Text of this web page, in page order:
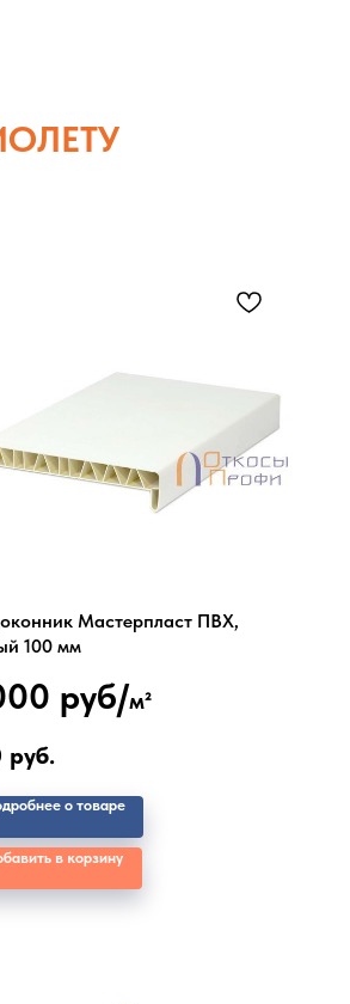
Мастерпласт ПВХ,
100 мм
руб/м²
руб.
о товаре
в корзину